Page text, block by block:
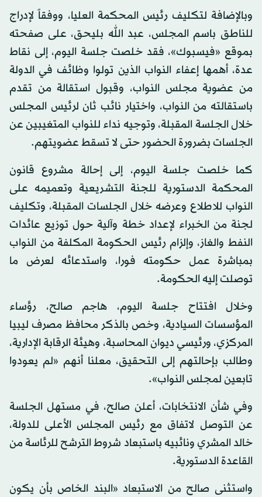
وبالإضافة لتكليف رئيس المحكمة العليا، ووفقاً لإدراج
للناطق باسم المجلس، عبد الله بليحق، على صفحته
بموقع «فيسبوك»، فقد خلصت جلسة اليوم، إلى نقاط
عدة، أهمها إعفاء النواب الذين تولوا وظائف في الدولة
من عضوية مجلس النواب، وقبول استقالة من تقدم
باستقالته من النواب، واختيار نائب ثان لرئيس المجلس
خلال الجلسة المقبلة، وتوجيه نداء للنواب المتغيبين عن
الجلسات بضرورة الحضور حتى لا تسقط عضويتهم.
كما خلصت جلسة اليوم، إلى إحالة مشروع قانون
المحكمة الدستورية للجنة التشريعية وتعميمه على
النواب للاطلاع وعرضه خلال الجلسات المقبلة، وتكليف
لجنة من الخبراء لإعداد خطة وآلية حول توزيع عائدات
النفط والغاز، وإلزام رئيس الحكومة المكلفة من النواب
بمباشرة عمل حكومته فورا، واستدعائه لعرض ما
توصلت إليه الحكومة.
وخلال افتتاح جلسة اليوم، هاجم صالح، رؤساء
المؤسسات السيادية، وخص بالذكر محافظ مصرف ليبيا
المركزي، ورئيسي ديوان المحاسبة، وهيئة الرقابة الإدارية،
وطالب بإحالتهم إلى التحقيق، معلنا أنهم «لم يعودوا
تابعين لمجلس النواب».
وفي شأن الانتخابات، أعلن صالح، في مستهل الجلسة
عن التوصل لاتفاق مع رئيس المجلس الأعلى للدولة،
خالد المشري ونائبيه باستبعاد شروط الترشح للرئاسة من
القاعدة الدستورية.
واستثنى صالح من الاستبعاد «البند الخاص بأن يكون